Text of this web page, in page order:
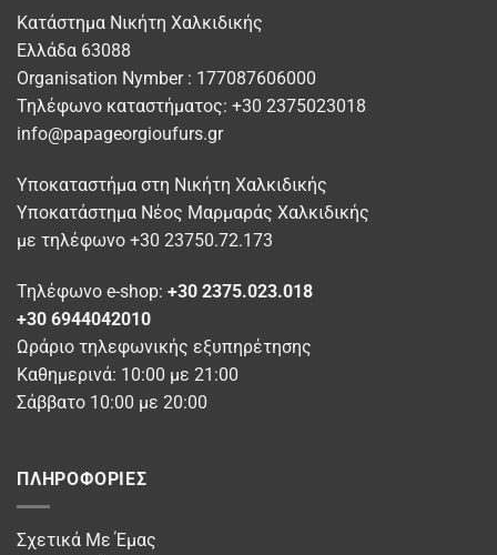
επιλογές
μπορούν
να
επιλεγούν
στη
σελίδα
προϊόντος
μπορούν
επιλεγούν
στη
προϊόντος
Κατάστημα Νικήτη Χαλκιδικής
Ελλάδα 63088
Organisation Nymber : 177087606000
Τηλέφωνο καταστήματος: +30 2375023018
info@papageorgioufurs.gr
Υποκαταστήμα στη Νικήτη Χαλκιδικής
Υποκατάστημα Νέος Μαρμαράς Χαλκιδικής
με τηλέφωνο +30 23750.72.173
Τηλέφωνο e-shop: +30 2375.023.018
+30 6944042010
Ωράριο τηλεφωνικής εξυπηρέτησης
Καθημερινά: 10:00 με 21:00
Σάββατο 10:00 με 20:00
ΠΛΗΡΟΦΟΡΊΕΣ
Σχετικά Με Έμας